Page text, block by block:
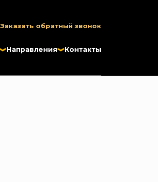
Заказать обратный звонок
Направления Контакты